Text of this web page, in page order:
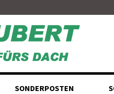
SONDERPOSTEN